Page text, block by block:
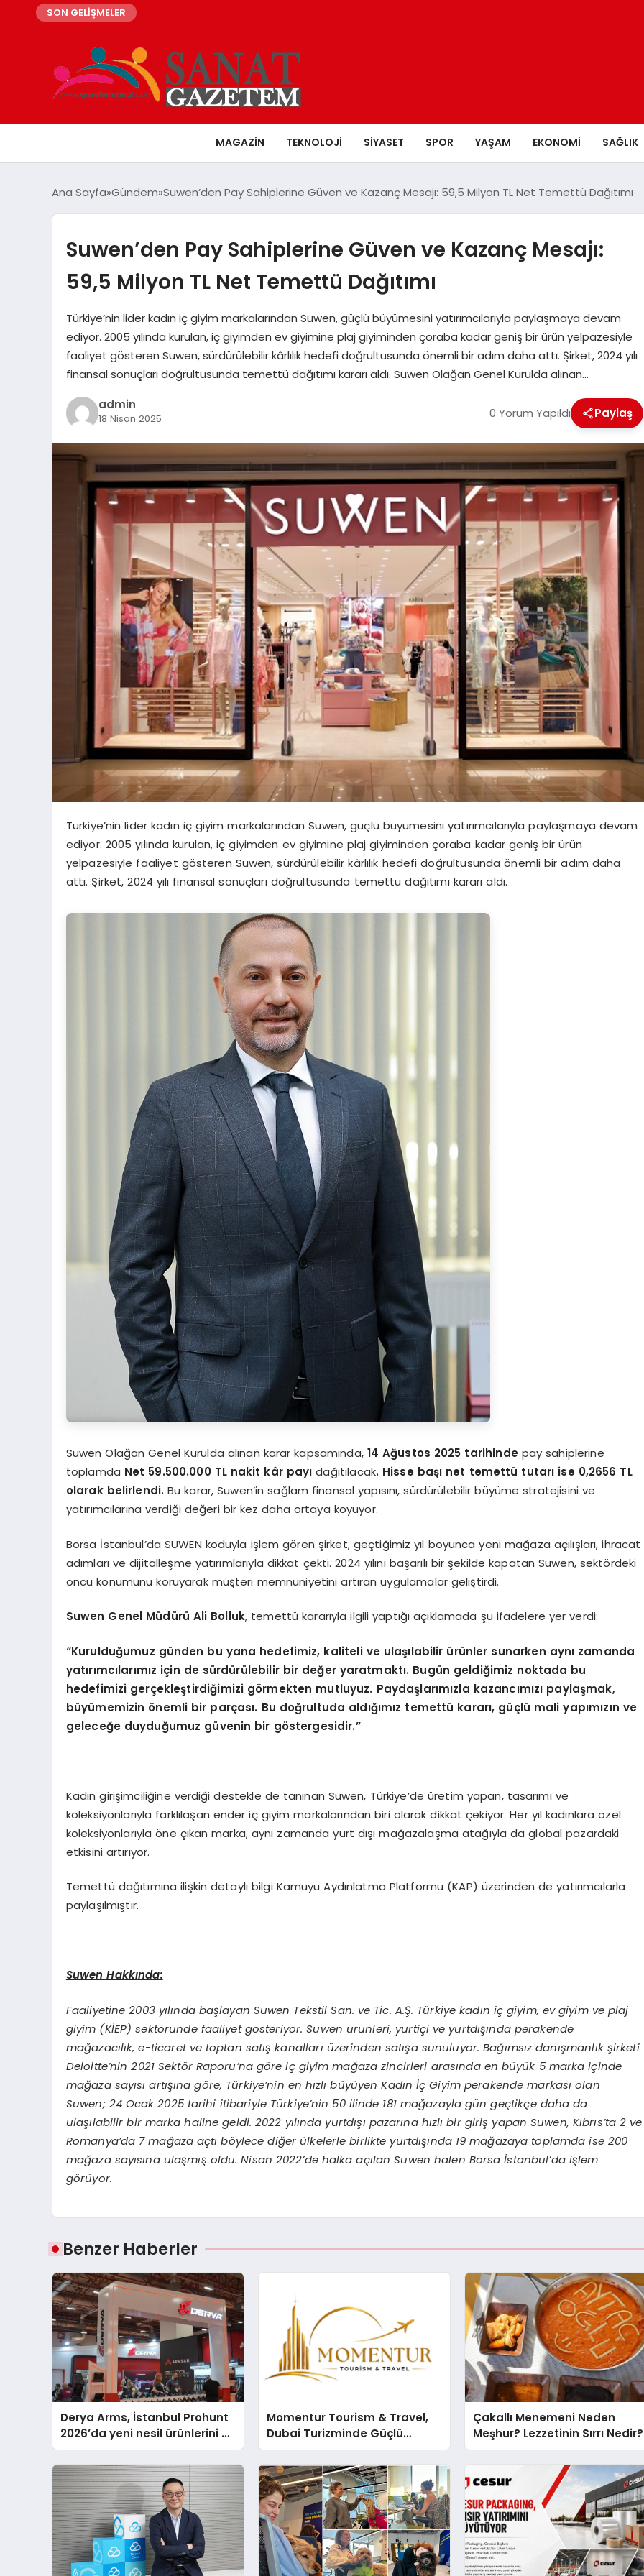
SON GELİŞMELER
MAGAZIN TEKNOLOJI SIYASET SPOR YAŞAM EKONOMI SAĞLIK
Ana Sayfa Gündem Suwen’den Pay Sahiplerine Güven ve Kazanç Mesajı: 59,5 Milyon TL Net Temettü Dağıtımı
Suwen’den Pay Sahiplerine Güven ve Kazanç Mesajı:
59,5 Milyon TL Net Temettü Dağıtımı
Türkiye’nin lider kadın iç giyim markalarından Suwen, güçlü büyümesini yatırımcılarıyla paylaşmaya devam
ediyor. 2005 yılında kurulan, iç giyimden ev giyimine plaj giyiminden çoraba kadar geniş bir ürün yelpazesiyle
faaliyet gösteren Suwen, sürdürülebilir kârlılık hedefi doğrultusunda önemli bir adım daha attı. Şirket, 2024 yılı
finansal sonuçları doğrultusunda temettü dağıtımı kararı aldı. Suwen Olağan Genel Kurulda alınan…
admin
18 Nisan 2025 0 Yorum Yapıldı Paylaş
Türkiye’nin lider kadın iç giyim markalarından Suwen, güçlü büyümesini yatırımcılarıyla paylaşmaya devam
ediyor. 2005 yılında kurulan, iç giyimden ev giyimine plaj giyiminden çoraba kadar geniş bir ürün
yelpazesiyle faaliyet gösteren Suwen, sürdürülebilir kârlılık hedefi doğrultusunda önemli bir adım daha
attı. Şirket, 2024 yılı finansal sonuçları doğrultusunda temettü dağıtımı kararı aldı.
Suwen Olağan Genel Kurulda alınan karar kapsamında, 14 Ağustos 2025 tarihindepay sahiplerine
toplamda Net 59.500.000 TL nakit kâr payı dağıtılacak. Hisse başı net temettü tutarı ise 0,2656 TL
olarak belirlendi.Bu karar, Suwen’in sağlam finansal yapısını, sürdürülebilir büyüme stratejisini ve
yatırımcılarına verdiği değeri bir kez daha ortaya koyuyor.
Borsa İstanbul’da SUWEN koduyla işlem gören şirket, geçtiğimiz yıl boyunca yeni mağaza açılışları, ihracat
adımları ve dijitalleşme yatırımlarıyla dikkat çekti. 2024 yılını başarılı bir şekilde kapatan Suwen, sektördeki
öncü konumunu koruyarak müşteri memnuniyetini artıran uygulamalar geliştirdi.
Suwen Genel Müdürü Ali Bolluk, temettü kararıyla ilgili yaptığı açıklamada şu ifadelere yer verdi:
“Kurulduğumuz günden bu yana hedefimiz, kaliteli ve ulaşılabilir ürünler sunarken aynı zamanda
yatırımcılarımız için de sürdürülebilir bir değer yaratmaktı. Bugün geldiğimiz noktada bu
hedefimizi gerçekleştirdiğimizi görmekten mutluyuz. Paydaşlarımızla kazancımızı paylaşmak,
büyümemizin önemli bir parçası. Bu doğrultuda aldığımız temettü kararı, güçlü mali yapımızın ve
geleceğe duyduğumuz güvenin bir göstergesidir.”
Kadın girişimciliğine verdiği destekle de tanınan Suwen, Türkiye’de üretim yapan, tasarımı ve
koleksiyonlarıyla farklılaşan ender iç giyim markalarından biri olarak dikkat çekiyor. Her yıl kadınlara özel
koleksiyonlarıyla öne çıkan marka, aynı zamanda yurt dışı mağazalaşma atağıyla da global pazardaki
etkisini artırıyor.
Temettü dağıtımına ilişkin detaylı bilgi Kamuyu Aydınlatma Platformu (KAP) üzerinden de yatırımcılarla
paylaşılmıştır.
Suwen Hakkında:
Faaliyetine 2003 yılında başlayan Suwen Tekstil San. ve Tic. A.Ş. Türkiye kadın iç giyim, ev giyim ve plaj
giyim (KİEP) sektöründe faaliyet gösteriyor. Suwen ürünleri, yurtiçi ve yurtdışında perakende
mağazacılık, e-ticaret ve toptan satış kanalları üzerinden satışa sunuluyor. Bağımsız danışmanlık şirketi
Deloitte’nin 2021 Sektör Raporu’na göre iç giyim mağaza zincirleri arasında en büyük 5 marka içinde
mağaza sayısı artışına göre, Türkiye’nin en hızlı büyüyen Kadın İç Giyim perakende markası olan
Suwen; 24 Ocak 2025 tarihi itibariyle Türkiye’nin 50 ilinde 181 mağazayla gün geçtikçe daha da
ulaşılabilir bir marka haline geldi. 2022 yılında yurtdışı pazarına hızlı bir giriş yapan Suwen, Kıbrıs’ta 2 ve
Romanya’da 7 mağaza açtı böylece diğer ülkelerle birlikte yurtdışında 19 mağazaya toplamda ise 200
mağaza sayısına ulaşmış oldu. Nisan 2022’de halka açılan Suwen halen Borsa İstanbul’da işlem
görüyor.
Benzer Haberler
Derya Arms, İstanbul Prohunt
2026’da yeni nesil ürünlerini ve
global marka vizyonunu
sergiledi
Momentur Tourism & Travel,
Dubai Turizminde Güçlü
Operasyon Ağıyla Fark
Yaratıyor
Çakallı Menemeni Neden
Meşhur? Lezzetinin Sırrı Nedir?